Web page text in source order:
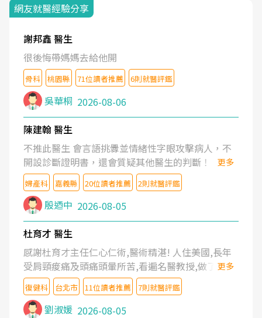
網友就醫經驗分享
謝邦鑫 醫生
很後悔帶媽媽去給他開
骨科 桃園縣 71位讀者推薦 6則就醫評鑑
吳華桐 2026-08-06
陳建翰 醫生
不推此醫生 會言語挑釁並情緒性字眼攻擊病人，不
開設診斷證明書，還會質疑其他醫生的判斷！
更多
婦產科 嘉義縣 20位讀者推薦 2則就醫評鑑
殷迺中 2026-08-05
杜育才 醫生
感謝杜育才主任仁心仁術,醫術精湛! 人住美國,長年
受肩頸痠痛及頭痛頭暈所苦,看遍名醫教授,做了各種
檢查,也嘗試過西醫打針,中醫針灸及物理徒手治療都
沒有用,後來連吃到嗎啡類止痛藥都效果有限,只是壓
症狀,沒多久就痛起來,多年失眠嚴重影響生活品質.
更多
復健科 台北市 11位讀者推薦 7則就醫評鑑
劉淑媛 2026-08-05